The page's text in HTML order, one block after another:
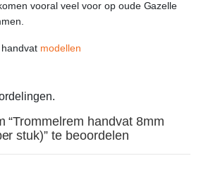
vooral veel voor op oude Gazelle
modellen
“Trommelrem handvat 8mm
stuk)” te beoordelen